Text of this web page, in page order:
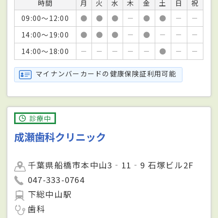
時間 月 火 水 木 金 土 日
祝
09:00～12:00
● ● ● － ● ● －
－
14:00～19:00
● ● ● － ● － －
－
14:00～18:00
－ － － － － ● － －
マイナンバーカードの健康保険証利用可能
診療中
成瀬歯科クリニック
千葉県船橋市本中山3‐11‐9 石塚ビル2F
047-333-0764
下総中山駅
歯科